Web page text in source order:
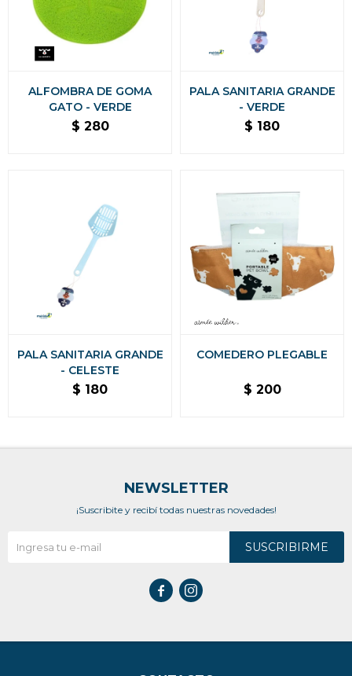
ALFOMBRA DE GOMA
GATO - VERDE
$ 280
PALA SANITARIA GRANDE
- VERDE
$ 180
PALA SANITARIA GRANDE
- CELESTE
$ 180
COMEDERO PLEGABLE
$ 200
NEWSLETTER
¡Suscribite y recibí todas nuestras novedades!
SUSCRIBIRME
 